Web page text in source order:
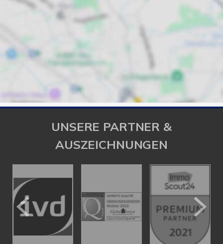
UNSERE PARTNER &
AUSZEICHNUNGEN